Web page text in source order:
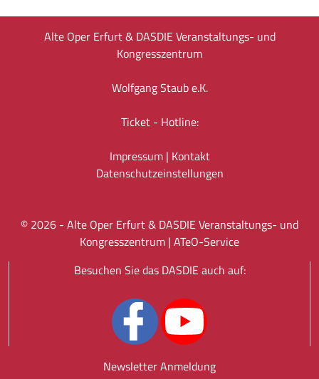
Alte Oper Erfurt & DASDIE Veranstaltungs- und
Kongresszentrum
Wolfgang Staub e.K.
Ticket - Hotline:
Impressum| Kontakt
Datenschutz­einstellungen
© 2026 - Alte Oper Erfurt & DASDIE Veranstaltungs- und
Kongresszentrum | ATeO-Service
Besuchen Sie das DASDIE auch auf:
Newsletter Anmeldung